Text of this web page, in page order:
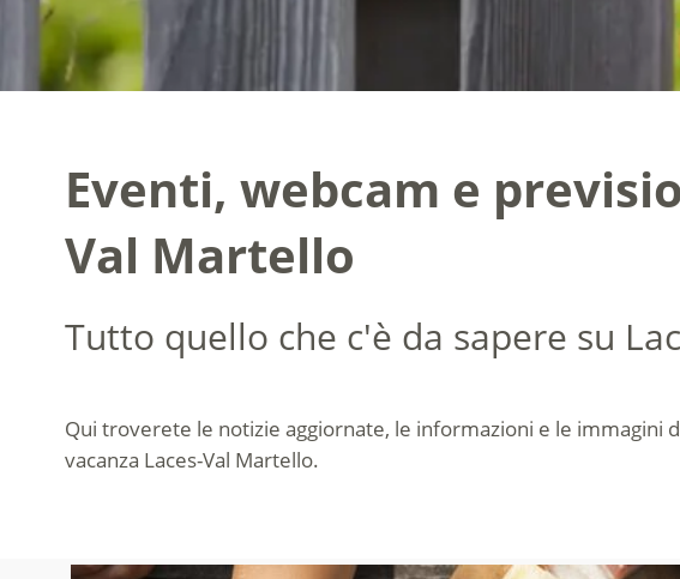
Eventi, webcam e
Val Martello
Tutto quello che c'è da sapere su
Qui troverete le notizie aggiornate, le informazioni e le immagini
vacanza Laces-Val Martello.